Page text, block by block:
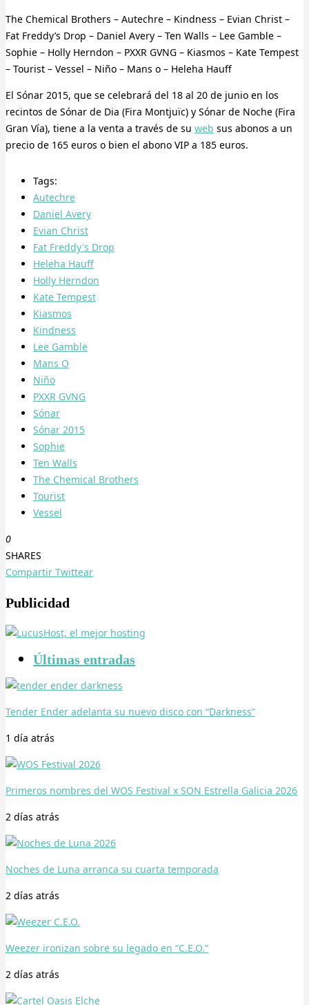
The Chemical Brothers – Autechre – Kindness – Evian Christ –
Fat Freddy’s Drop – Daniel Avery – Ten Walls – Lee Gamble –
Sophie – Holly Herndon – PXXR GVNG – Kiasmos – Kate Tempest
– Tourist – Vessel – Niño – Mans o – Heleha Hauff
El Sónar 2015, que se celebrará del 18 al 20 de junio en los
recintos de Sónar de Dia (Fira Montjuïc) y Sónar de Noche (Fira
Gran Vía), tiene a la venta a través de su web sus abonos a un
precio de 165 euros o bien el abono VIP a 185 euros.
Tags:
Autechre
Daniel Avery
Evian Christ
Fat Freddy's Drop
Heleha Hauff
Holly Herndon
Kate Tempest
Kiasmos
Kindness
Lee Gamble
Mans O
Niño
PXXR GVNG
Sónar
Sónar 2015
Sophie
Ten Walls
The Chemical Brothers
Tourist
Vessel
0
SHARES
Compartir Twittear
Publicidad
Últimas entradas
Tender Ender adelanta su nuevo disco con “Darkness”
1 día atrás
Primeros nombres del WOS Festival x SON Estrella Galicia 2026
2 días atrás
Noches de Luna arranca su cuarta temporada
2 días atrás
Weezer ironizan sobre su legado en “C.E.O.”
2 días atrás